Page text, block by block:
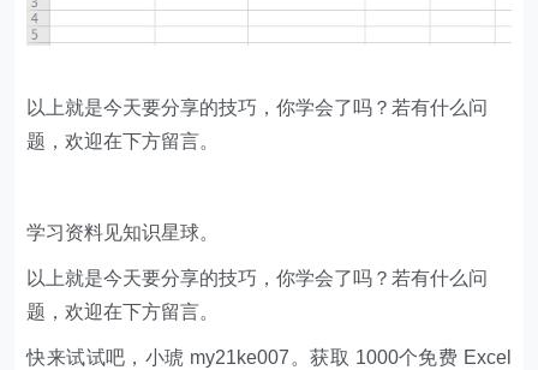
以上就是今天要分享的技巧，你学会了吗？若有什么问
题，欢迎在下方留言。
学习资料见知识星球。
以上就是今天要分享的技巧，你学会了吗？若有什么问
题，欢迎在下方留言。
快来试试吧，小琥 my21ke007。获取 1000个免费 Excel